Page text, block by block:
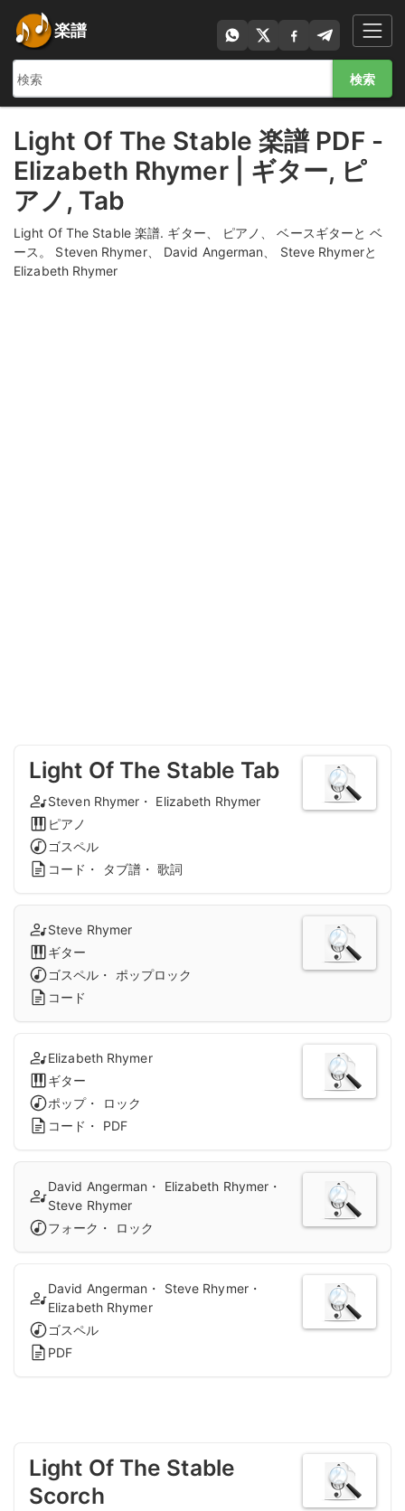
楽譜
検索
Light Of The Stable 楽譜 PDF -
Elizabeth Rhymer | ギター, ピ
アノ, Tab
Light Of The Stable 楽譜. ギター、 ピアノ、 ベースギターと ベ
ース。 Steven Rhymer、 David Angerman、 Steve Rhymerと
Elizabeth Rhymer
Light Of The Stable Tab
Steven Rhymer・ Elizabeth Rhymer
ピアノ
ゴスペル
コード・ タブ譜・ 歌詞
Steve Rhymer
ギター
ゴスペル・ ポップロック
コード
Elizabeth Rhymer
ギター
ポップ・ ロック
コード・ PDF
David Angerman・ Elizabeth Rhymer・
Steve Rhymer
フォーク・ ロック
David Angerman・ Steve Rhymer・
Elizabeth Rhymer
ゴスペル
PDF
Light Of The Stable
Scorch